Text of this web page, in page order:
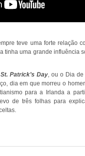
teve uma forte relação
tinha uma grande influência
St. Patrick’s Day, ou o Dia de
dia em que morreu o
para a Irlanda a
de três folhas para
.